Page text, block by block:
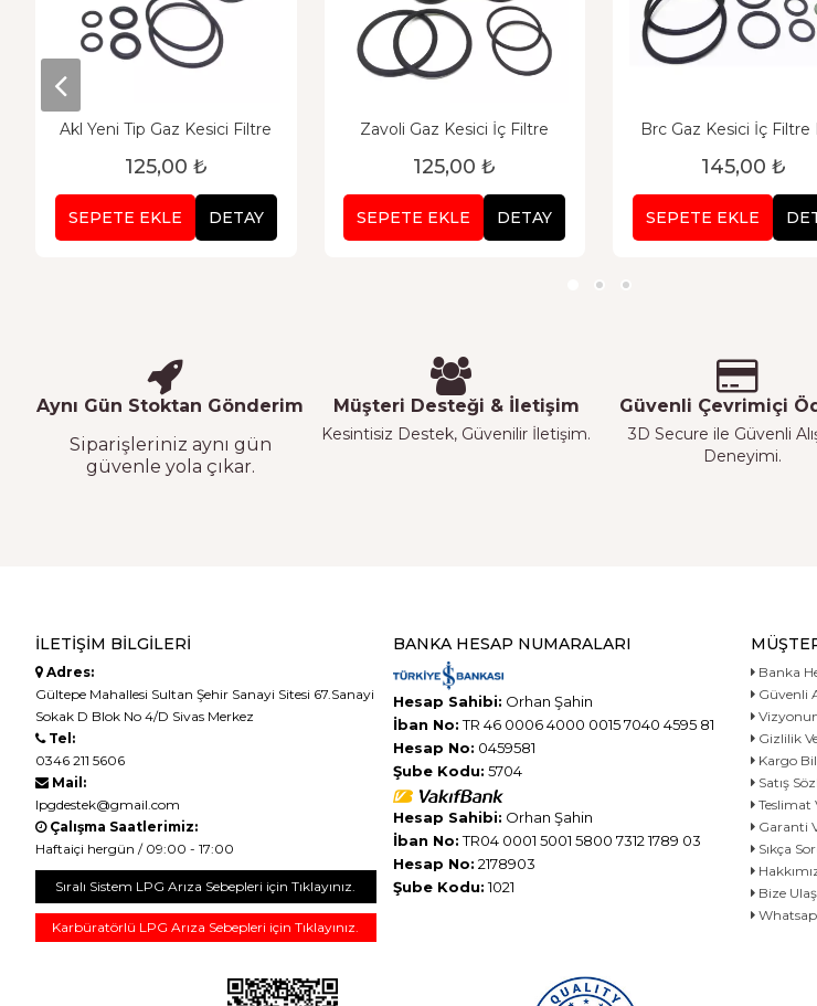
Akl Yeni Tip Gaz Kesici Filtre
125,00 ₺
SEPETE EKLE DETAY
Zavoli Gaz Kesici İç Filtre
125,00 ₺
SEPETE EKLE DETAY
Brc Gaz Kesici İç Filtre
145,00 ₺
SEPETE EKLE
Aynı Gün Stoktan Gönderim
Siparişleriniz aynı gün
güvenle yola çıkar.
Müşteri Desteği & İletişim
Kesintisiz Destek, Güvenilir İletişim.
Güvenli Çevrimiçi
3D Secure ile Güvenli
Deneyimi.
İLETIŞIM BILGILERI
Adres:
Gültepe Mahallesi Sultan Şehir Sanayi Sitesi 67.Sanayi
Sokak D Blok No 4/D Sivas Merkez
Tel:
0346 211 5606
Mail:
lpgdestek@gmail.com
Çalışma Saatlerimiz:
Haftaiçi hergün / 09:00 - 17:00
Sıralı Sistem LPG Arıza Sebepleri için Tıklayınız.
Karbüratörlü LPG Arıza Sebepleri için Tıklayınız.
BANKA HESAP NUMARALARI
Hesap Sahibi: Orhan Şahin
İban No:TR 46 0006 4000 0015 7040 4595 81
Hesap No: 0459581
Şube Kodu: 5704
Hesap Sahibi: Orhan Şahin
İban No:TR04 0001 5001 5800 7312 1789 03
Hesap No: 2178903
Şube Kodu:1021
Banka
Güvenli
Gizlilik
Kargo
Satış
Teslimat
Garanti
Sıkça
Bize